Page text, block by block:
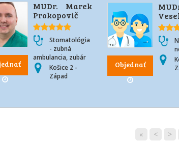
MUDr. Marek
Prokopovič
Stomatológia
- zubná
ambulancia, zubár
Košice 2 -
Západ
Objednať
« < >